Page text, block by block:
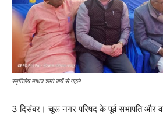
स्मृतिशेष माधव शर्मा बायें से पहले
3 दिसंबर। चूरू नगर परिषद के पूर्व सभापति और